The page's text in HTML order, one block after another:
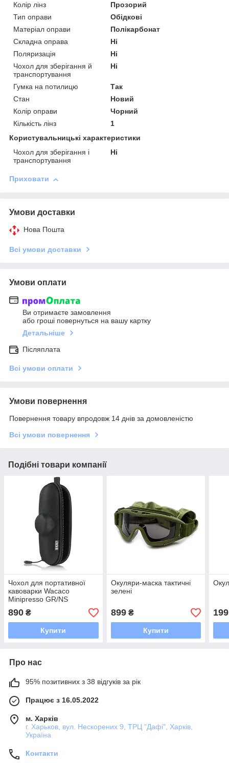
Колір лінз
Прозорий
Тип оправи
Обідкові
Матеріал оправи
Полікарбонат
Складна оправа
Ні
Поляризація
Ні
Чохол для зберігання й
транспортування
Ні
Гумка на потилицю
Так
Стан
Новий
Колір оправи
Чорний
Кількість лінз
1
Користувальницькі характеристики
Чохол для зберігання і
транспортування
Ні
Приховати
Умови доставки
Нова Пошта
Всі умови доставки
Умови оплати
Ви отримаєте замовлення
або гроші повернуться на вашу картку
Детальніше
Післяплата
Всі умови оплати
Умови повернення
Повернення товару впродовж 14 днів за домовленістю
Всі умови повернення
Подібні товари компанії
Чохол для портативної
кавоварки Wacaco
Minipresso GR/NS
890 ₴
Купити
Окуляри-маска тактичні
зелені
899₴
Купити
199
Про нас
95% позитивних з 38 відгуків за рік
Працює з 16.05.2022
м. Харків
г. Харьков, вул. Нескорених 9, ТРЦ "Дафі", Харків,
Україна
Контакти